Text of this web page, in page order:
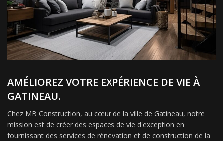
AMÉLIOREZ VOTRE EXPÉRIENCE DE VIE À
GATINEAU.
Chez MB Construction, au cœur de la ville de Gatineau, notre
mission est de créer des espaces de vie d'exception en
fournissant des services de rénovation et de construction de la